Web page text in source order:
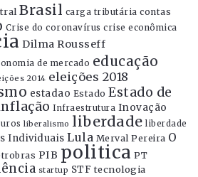
Brasil carga tributária contas
Crise do coronavírus crise econômica
Dilma Rousseff
de mercado educação
2014 eleições 2018
estadao Estado Estado de
Infraestrutura Inovação
liberalismo liberdade liberdade
Individuais Lula Merval Pereira O
PIB politica PT
startup STF tecnologia